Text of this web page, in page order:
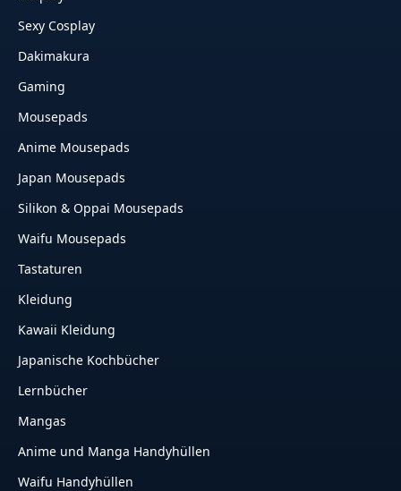
Sexy Cosplay
Dakimakura
Gaming
Mousepads
Anime Mousepads
Japan Mousepads
Silikon & Oppai Mousepads
Waifu Mousepads
Tastaturen
Kleidung
Kawaii Kleidung
Japanische Kochbücher
Lernbücher
Mangas
Anime und Manga Handyhüllen
Waifu Handyhüllen